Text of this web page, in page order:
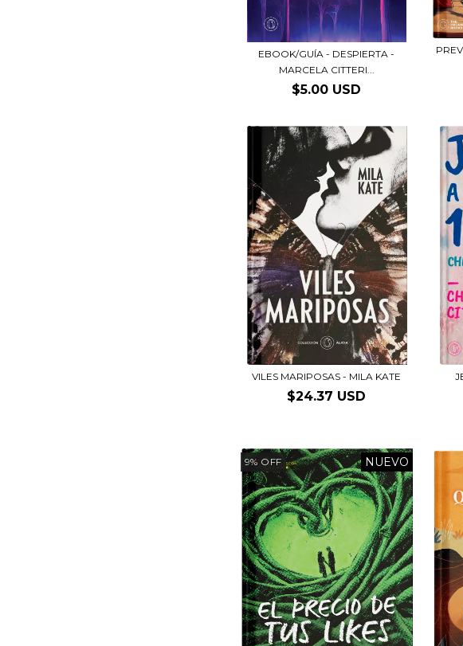
EBOOK/GUÍA - DESPIERTA -
MARCELA CITTERI...
$5.00 USD
VILES MARIPOSAS - MILA KATE
$24.37 USD
9% OFF NUEVO